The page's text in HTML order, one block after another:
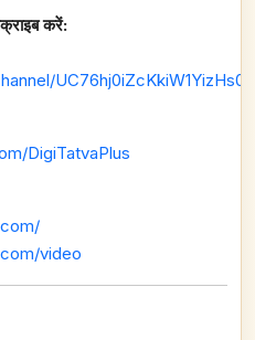
करें:
DigiTatvaPlus
video